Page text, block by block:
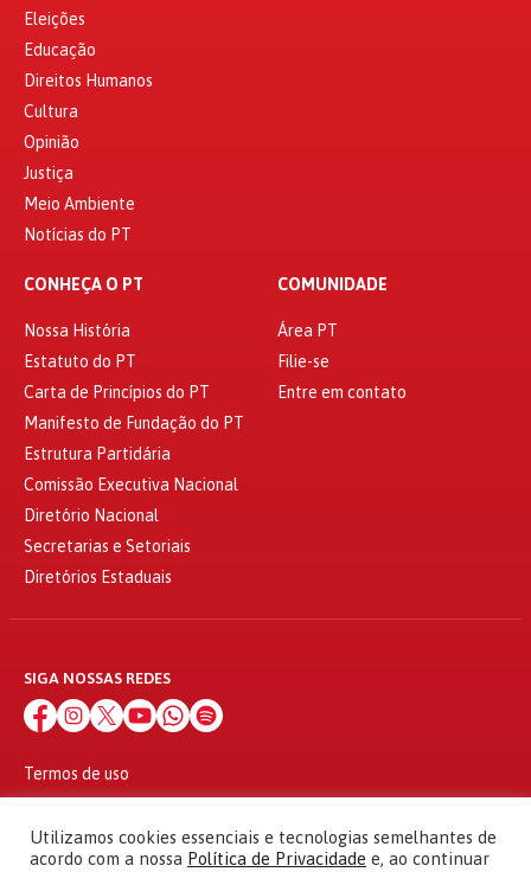
Eleições
Educação
Direitos Humanos
Cultura
Opinião
Justiça
Meio Ambiente
Notícias do PT
CONHEÇA O PT
Nossa História
Estatuto do PT
Carta de Princípios do PT
Manifesto de Fundação do PT
Estrutura Partidária
Comissão Executiva Nacional
Diretório Nacional
Secretarias e Setoriais
Diretórios Estaduais
COMUNIDADE
Área PT
Filie-se
Entre em contato
SIGA NOSSAS REDES
Termos de uso
© 2010 - 2026
Partido dos Trabalhadores Todos os direitos reservados
Utilizamos cookies essenciais e tecnologias semelhantes de
acordo com a nossa Política de Privacidade e, ao continuar